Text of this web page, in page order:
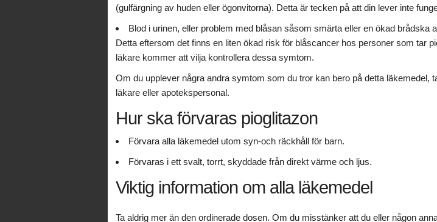
(gulfärgning av huden eller ögonvitorna). Detta är tecken på att din lever inte
Blod i urinen, eller problem med blåsan såsom smärta eller en ökad brådska
Detta eftersom det finns en liten ökad risk för blåscancer hos personer som tar
läkare kommer att vilja kontrollera dessa symtom.
Om du upplever några andra symtom som du tror kan bero på detta läkemedel,
läkare eller apotekspersonal.
Hur ska förvaras pioglitazon
Förvara alla läkemedel utom syn-och räckhåll för barn.
Förvaras i ett svalt, torrt, skyddade från direkt värme och ljus.
Viktig information om alla läkemedel
Ta aldrig mer än den ordinerade dosen. Om du misstänker att du eller någon